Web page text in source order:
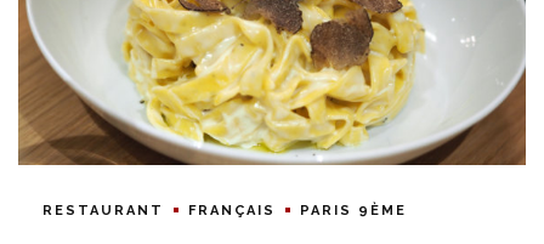
RESTAURANT FRANÇAIS PARIS 9ÈME